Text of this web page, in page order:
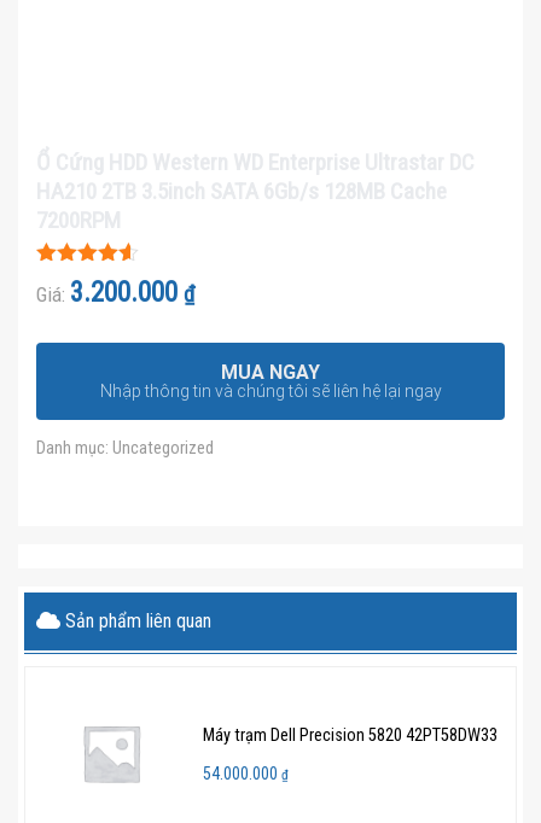
Được xếp
hạng4.55
Giá: 3.200.000 ₫
MUA NGAY
Nhập thông tin và chúng tôi sẽ liên hệ lại ngay
Danh mục: Uncategorized
Sản phẩm liên quan
Máy trạm Dell Precision 5820 42PT58DW33
54.000.000 ₫